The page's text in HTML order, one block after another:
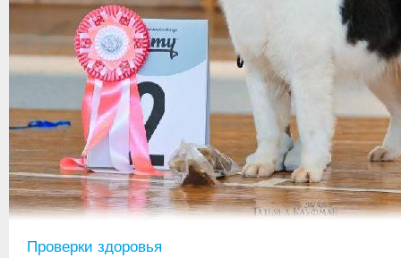
Проверки здоровья